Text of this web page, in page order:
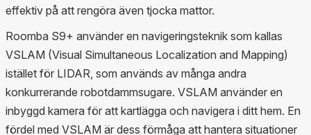
effektiv på att rengöra även tjocka mattor.
Roomba S9+ använder en navigeringsteknik som kallas
VSLAM (Visual Simultaneous Localization and Mapping)
istället för LIDAR, som används av många andra
konkurrerande robotdammsugare. VSLAM använder en
inbyggd kamera för att kartlägga och navigera i ditt hem. En
fördel med VSLAM är dess förmåga att hantera situationer